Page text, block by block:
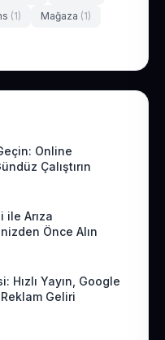
(1) Mağaza (1)
Online
Çalıştırın
ile Arıza
Önce Alın
Hızlı Yayın, Google
Geliri